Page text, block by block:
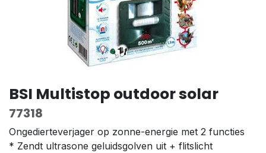
BSI Multistop outdoor solar
77318
Ongedierteverjager op zonne-energie met 2 functies
* Zendt ultrasone geluidsgolven uit + flitslicht